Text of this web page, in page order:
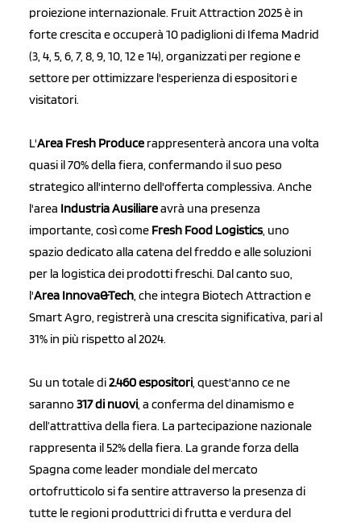
proiezione internazionale. Fruit Attraction 2025 è in
forte crescita e occuperà 10 padiglioni di Ifema Madrid
(3, 4, 5, 6, 7, 8, 9, 10, 12 e 14), organizzati per regione e
settore per ottimizzare l'esperienza di espositori e
visitatori.
L'Area Fresh Produce rappresenterà ancora una volta
quasi il 70% della fiera, confermando il suo peso
strategico all'interno dell'offerta complessiva. Anche
l'area Industria Ausiliareavrà una presenza
importante, così come Fresh Food Logistics, uno
spazio dedicato alla catena del freddo e alle soluzioni
per la logistica dei prodotti freschi. Dal canto suo,
l'Area Innova&Tech, che integra Biotech Attraction e
Smart Agro, registrerà una crescita significativa, pari al
31% in più rispetto al 2024.
Su un totale di2.460 espositori, quest'anno ce ne
saranno 317 di nuovi, a conferma del dinamismo e
dell’attrattiva della fiera. La partecipazione nazionale
rappresenta il 52% della fiera. La grande forza della
Spagna come leader mondiale del mercato
ortofrutticolo si fa sentire attraverso la presenza di
tutte le regioni produttrici di frutta e verdura del